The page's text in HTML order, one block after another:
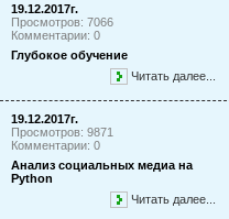
19.12.2017г.
Просмотров: 7066
Комментарии: 0
Глубокое обучение
Читать далее...
19.12.2017г.
Просмотров: 9871
Комментарии: 0
Анализ социальных медиа на
Python
Читать далее...